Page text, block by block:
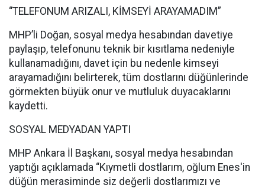
“TELEFONUM ARIZALI, KİMSEYİ ARAYAMADIM”
MHP’li Doğan, sosyal medya hesabından davetiye
paylaşıp, telefonunu teknik bir kısıtlama nedeniyle
kullanamadığını, davet için bu nedenle kimseyi
arayamadığını belirterek, tüm dostlarını düğünlerinde
görmekten büyük onur ve mutluluk duyacaklarını
kaydetti.
SOSYAL MEDYADAN YAPTI
MHP Ankara İl Başkanı, sosyal medya hesabından
yaptığı açıklamada “Kıymetli dostlarım, oğlum Enes'in
düğün merasiminde siz değerli dostlarımızı ve